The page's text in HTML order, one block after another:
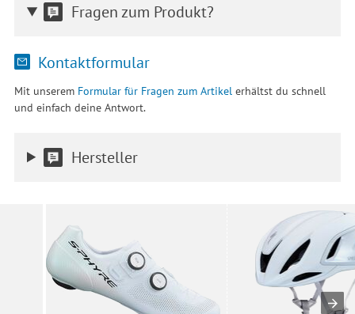
Fragen zum Produkt?
Kontaktformular
Mit unserem Formular für Fragen zum Artikelerhältst du schnell
und einfach deine Antwort.
Hersteller